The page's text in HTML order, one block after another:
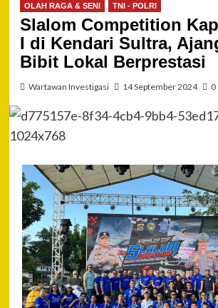
OLAH RAGA & SENI TNI - POLRI
Slalom Competition
I di Kendari Sultra,
Bibit Lokal Berprestasi
Wartawan Investigasi 14 September 2024 0